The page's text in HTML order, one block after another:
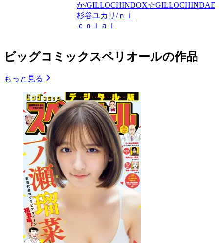
か/GILLOCHINDOX☆GILLOCHINDAE/
杉谷ユカリ/ｎｉ
ｃｏｌａｉ
ビッグコミックスペリオールの作品
もっと見る